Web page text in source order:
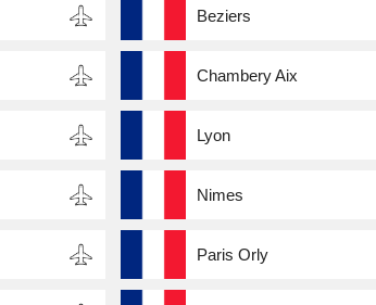
Beziers
Chambery Aix
Lyon
Nimes
Paris Orly